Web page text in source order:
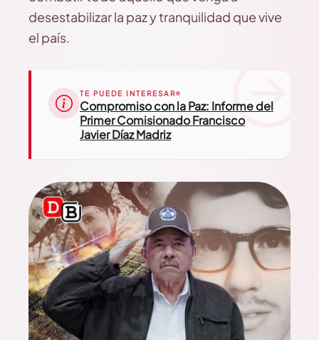
desestabilizar la paz y tranquilidad que vive
el país.
TE PUEDE INTERESAR
Compromiso con la Paz: Informe del
Primer Comisionado Francisco
Javier Díaz Madriz